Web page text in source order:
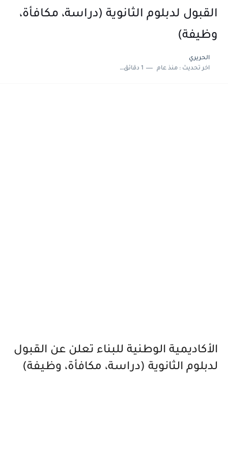
القبول لدبلوم الثانوية (دراسة، مكافأة،
وظيفة)
الحريري
اخر تحديث :منذ عام 1 دقائق للقراءة
الأكاديمية الوطنية للبناء تعلن عن القبول
لدبلوم الثانوية (دراسة، مكافأة، وظيفة)